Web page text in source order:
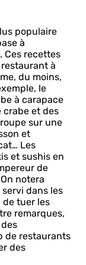
populaire
à
Ces recettes
à
du moins,
le
à carapace
crabe et des
sur une
et
Les
et sushis en
de
notera
servi dans les
de tuer les
remarques,
de restaurants
des